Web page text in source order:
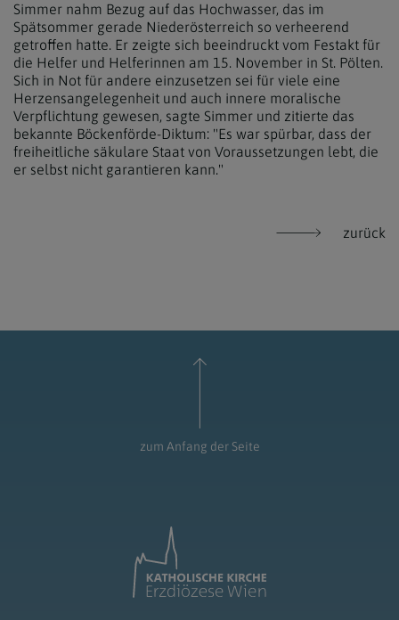
Simmer nahm Bezug auf das Hochwasser, das im
Spätsommer gerade Niederösterreich so verheerend
getroffen hatte. Er zeigte sich beeindruckt vom Festakt für
die Helfer und Helferinnen am 15. November in St. Pölten.
Sich in Not für andere einzusetzen sei für viele eine
Herzensangelegenheit und auch innere moralische
Verpflichtung gewesen, sagte Simmer und zitierte das
bekannte Böckenförde-Diktum: "Es war spürbar, dass der
freiheitliche säkulare Staat von Voraussetzungen lebt, die
er selbst nicht garantieren kann."
zurück
zum Anfang der Seite